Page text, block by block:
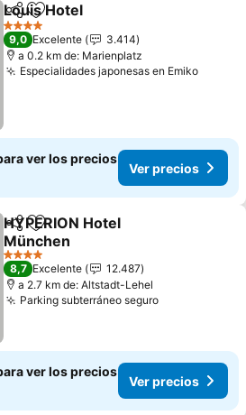
CompartirAñadir a favoritos
Louis Hotel
4 Estrellas
9,0 Excelente
3.414
a 0.2 km de: Marienplatz
Especialidades japonesas en Emiko
ver los precios
Ver precios
CompartirAñadir a favoritos
HYPERION Hotel
München
4 Estrellas
8,7 Excelente
12.487
a 2.7 km de: Altstadt-Lehel
Parking subterráneo seguro
ver los precios
Ver precios